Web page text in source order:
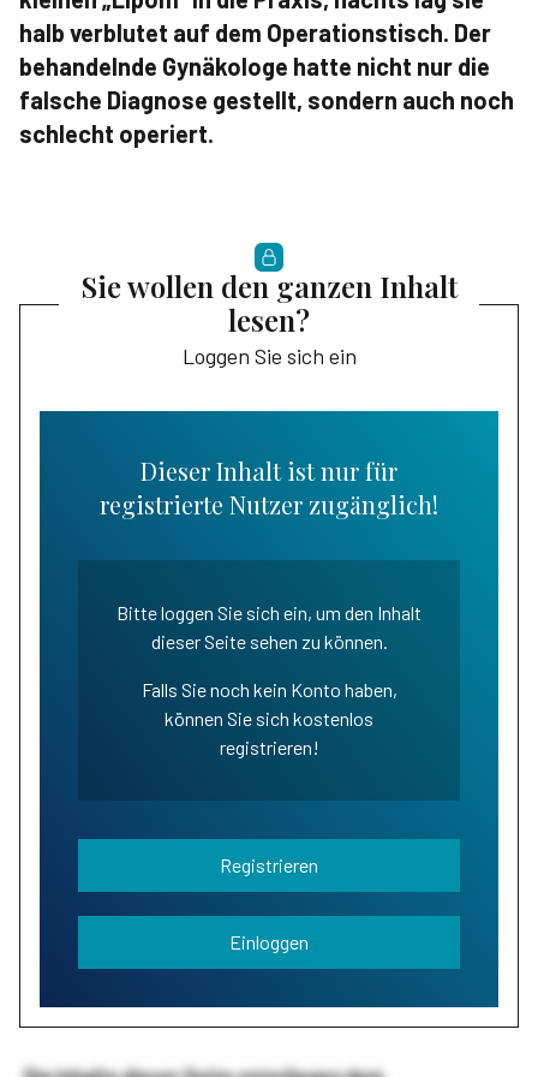
halb verblutet auf dem Operationstisch. Der
behandelnde Gynäkologe hatte nicht nur die
falsche Diagnose gestellt, sondern auch noch
schlecht operiert.
Sie wollen den ganzen Inhalt
lesen?
Loggen Sie sich ein
Dieser Inhalt ist nur für
registrierte Nutzer zugänglich!
Bitte loggen Sie sich ein, um den Inhalt
dieser Seite sehen zu können.
Falls Sie noch kein Konto haben,
können Sie sich kostenlos
registrieren!
Registrieren
Einloggen